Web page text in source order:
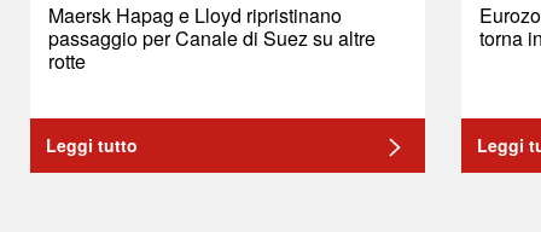
Maersk Hapag e Lloyd ripristinano
passaggio per Canale di Suez su altre
rotte
Leggi tutto
torna
Leggi